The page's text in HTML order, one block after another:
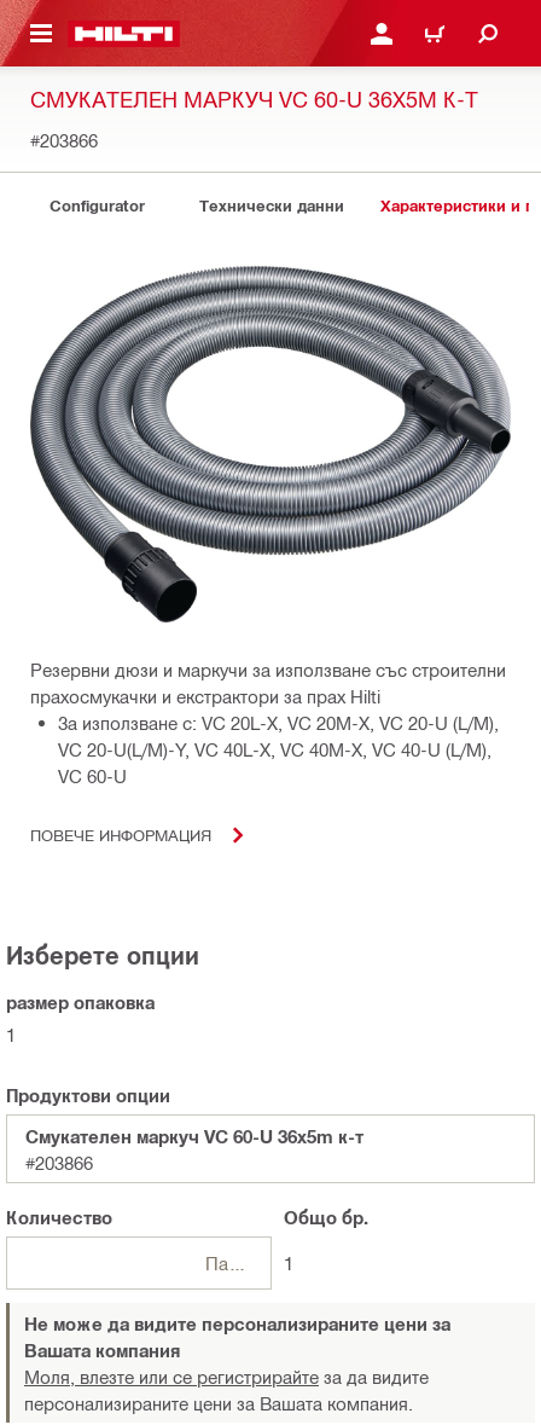
СЪДЪРЖАНИЕ ВЛЕЗ ИЛИ СЕ
КОЛИЧКА
СМУКАТЕЛЕН МАРКУЧ VC 60-U 36X5M К-Т
#203866
Configurator Технически данни Характеристики и
Резервни дюзи и маркучи за използване със строителни
прахосмукачки и екстрактори за прах Hilti
За използване с: VC 20L-X, VC 20M-X, VC 20-U (L/M),
VC 20-U(L/M)-Y, VC 40L-X, VC 40M-X, VC 40-U (L/M),
VC 60-U
ПОВЕЧЕ ИНФОРМАЦИЯ
Изберете опции
размер опаковка
1
Продуктови опции
Смукателен маркуч VC 60-U 36x5m к-т
#203866
Количество Общо бр.
1
Не може да видите персонализираните цени за
Вашата компания
Моля, влезте или се регистрирайте за да видите
персонализираните цени за Вашата компания.